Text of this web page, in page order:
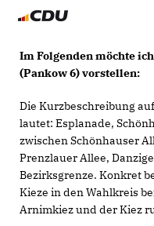
Im Folgenden möchte
(Pankow 6) vorstellen:
Die Kurzbeschreibung
lautet: Esplanade,
zwischen Schönhauser
Prenzlauer Allee,
Bezirksgrenze. Konkret
Kieze in den Wahlkreis
Arnimkiez und der Kiez